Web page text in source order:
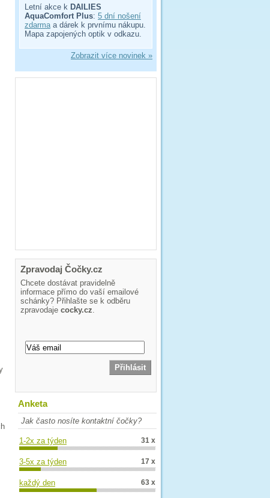
Letní akce k DAILIES
AquaComfort Plus: 5 dní nošení
zdarmaa dárek k prvnímu nákupu.
Mapa zapojených optik v odkazu.
Zobrazit více novinek »
Zpravodaj Čočky.cz
Chcete dostávat pravidelně
informace přímo do vaší emailové
schánky? Přihlašte se k odběru
zpravodaje cocky.cz.
Anketa
Jak často nosíte kontaktní čočky?
1-2x za týden 31 x
3-5x za týden 17 x
každý den 63 x